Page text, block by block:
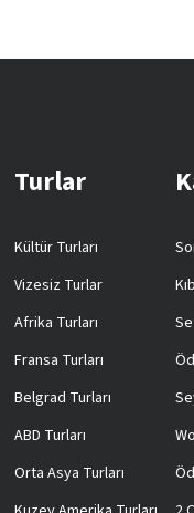
Turlar
Kültür Turları
Vizesiz Turlar
Afrika Turları
Fransa Turları
Belgrad Turları
ABD Turları
Orta Asya Turları